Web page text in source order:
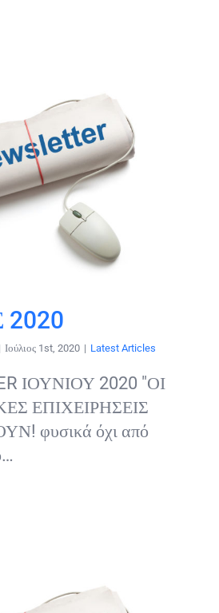
2020
Ιούλιος 1st, 2020 | Latest Articles
ΙΟΥΝΙΟΥ 2020 "ΟΙ
ΕΠΙΧΕΙΡΗΣΕΙΣ
φυσικά όχι από